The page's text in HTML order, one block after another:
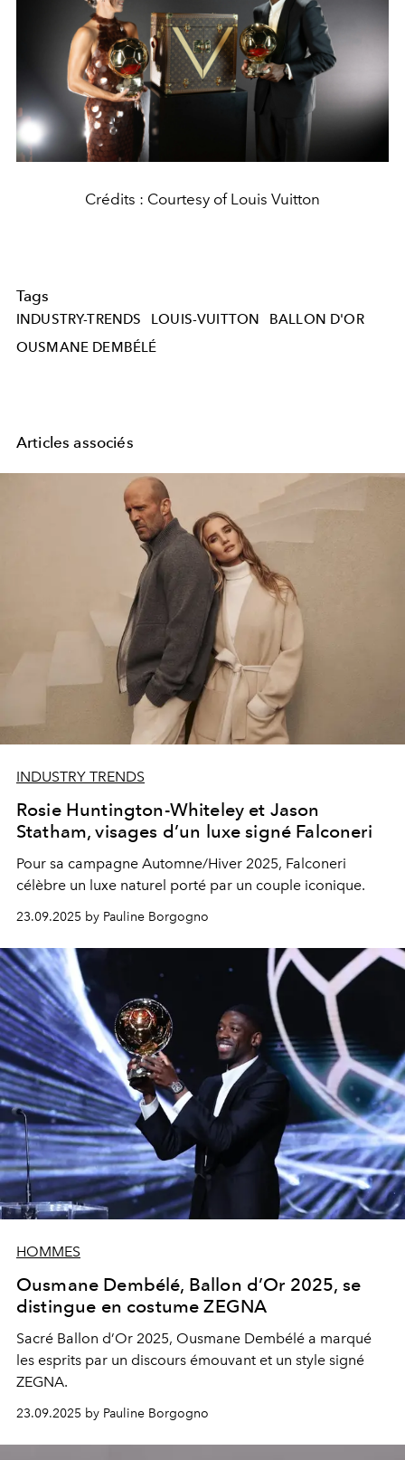
Crédits : Courtesy of Louis Vuitton
Tags
INDUSTRY-TRENDS LOUIS-VUITTON
BALLON D'OR
OUSMANE DEMBÉLÉ
Articles associés
INDUSTRY TRENDS
Rosie Huntington-Whiteley et Jason
Statham, visages d’un luxe signé Falconeri
Pour sa campagne Automne/Hiver 2025, Falconeri
célèbre un luxe naturel porté par un couple iconique.
23.09.2025 by Pauline Borgogno
HOMMES
Ousmane Dembélé, Ballon d’Or 2025, se
distingue en costume ZEGNA
Sacré Ballon d’Or 2025, Ousmane Dembélé a marqué
les esprits par un discours émouvant et un style signé
ZEGNA.
23.09.2025 by Pauline Borgogno